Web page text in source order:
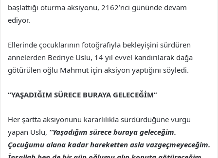
başlattığı oturma aksiyonu, 2162’nci gününde devam
ediyor.
Ellerinde çocuklarının fotoğrafıyla bekleyişini sürdüren
annelerden Bedriye Uslu, 14 yıl evvel kandırılarak dağa
götürülen oğlu Mahmut için aksiyon yaptığını söyledi.
“YAŞADIĞIM SÜRECE BURAYA GELECEĞİM”
Her şartta aksiyonunu kararlılıkla sürdürdüğüne vurgu
yapan Uslu, “Yaşadığım sürece buraya geleceğim.
Çocuğumu alana kadar hareketten asla vazgeçmeyeceğim.